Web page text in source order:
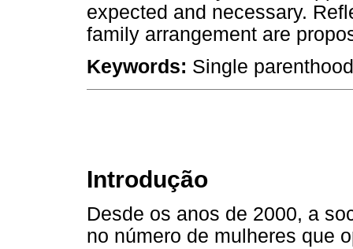
expected and necessary.
family arrangement are
Keywords: Single
Introdução
Desde os anos de 2000, a
no número de mulheres que